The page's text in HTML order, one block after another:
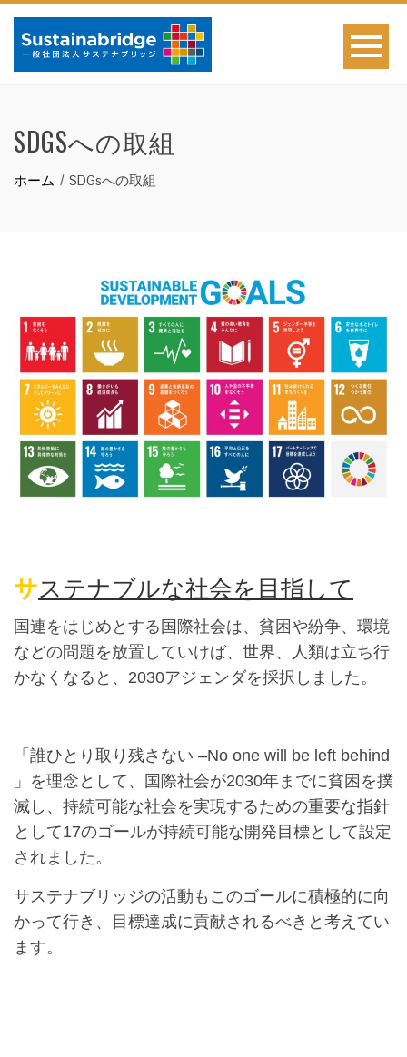
SDGSへの取組
ホーム SDGsへの取組
サステナブルな社会を目指して
国連をはじめとする国際社会は、貧困や紛争、環境
などの問題を放置していけば、世界、人類は立ち行
かなくなると、 2030アジェンダを採択しました。
「誰ひとり取り残さない –No one will be left behind
」を理念として、国際社会が2030年までに貧困を撲
滅し、持続可能な社会を実現するための重要な指針
として17のゴールが持続可能な開発目標として設定
されました。
サステナブリッジの活動もこのゴールに積極的に向
かって行き、目標達成に貢献されるべきと考えてい
ます。